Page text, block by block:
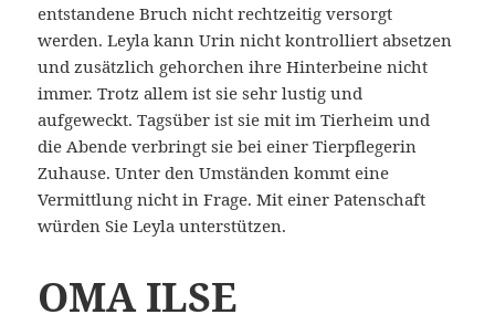
entstandene Bruch nicht rechtzeitig versorgt
werden. Leyla kann Urin nicht kontrolliert absetzen
und zusätzlich gehorchen ihre Hinterbeine nicht
immer. Trotz allem ist sie sehr lustig und
aufgeweckt. Tagsüber ist sie mit im Tierheim und
die Abende verbringt sie bei einer Tierpflegerin
Zuhause. Unter den Umständen kommt eine
Vermittlung nicht in Frage. Mit einer Patenschaft
würden Sie Leyla unterstützen.
OMA ILSE